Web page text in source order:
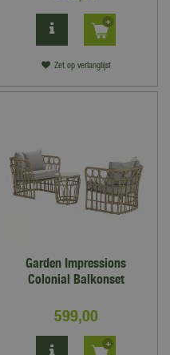
Zet op verlanglijst
Garden Impressions
Colonial Balkonset
599,00